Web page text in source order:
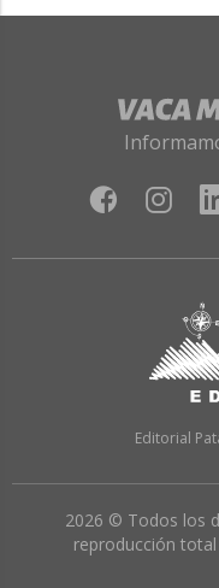
Editorial
2026 © Todos los
reproducción